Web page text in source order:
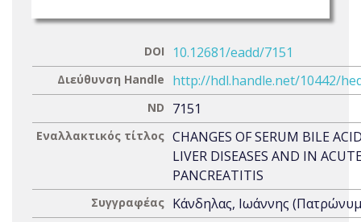
DOI 10.12681/eadd/7151
Διεύθυνση Handle http://hdl.handle.net/10442/
ND 7151
Εναλλακτικός τίτλος CHANGES OF SERUM BILE
LIVER DISEASES AND IN
PANCREATITIS
Συγγραφέας Κάνδηλας, Ιωάννης